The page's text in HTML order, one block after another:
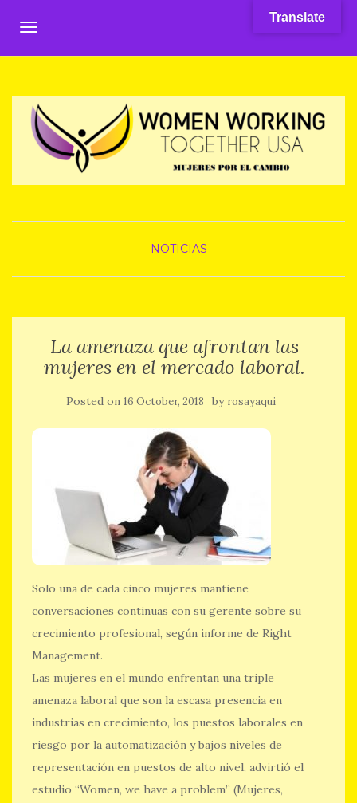
TOGGLE NAVIGATION
NOTICIAS
La amenaza que afrontan las
mujeres en el mercado laboral.
Posted on 16 October, 2018 by rosayaqui
Solo una de cada cinco mujeres mantiene
conversaciones continuas con su gerente sobre su
crecimiento profesional, según informe de Right
Management.
Las mujeres en el mundo enfrentan una triple
amenaza laboral que son la escasa presencia en
industrias en crecimiento, los puestos laborales en
riesgo por la automatización y bajos niveles de
representación en puestos de alto nivel, advirtió el
estudio “Women, we have a problem” (Mujeres,
Translate